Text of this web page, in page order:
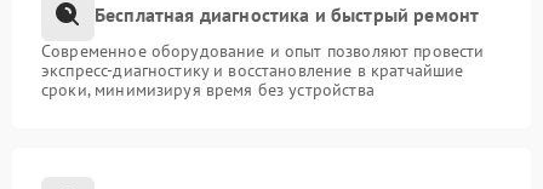
Бесплатная диагностика и быстрый ремонт
Современное оборудование и опыт позволяют провести
экспресс-диагностику и восстановление в кратчайшие
сроки, минимизируя время без устройства